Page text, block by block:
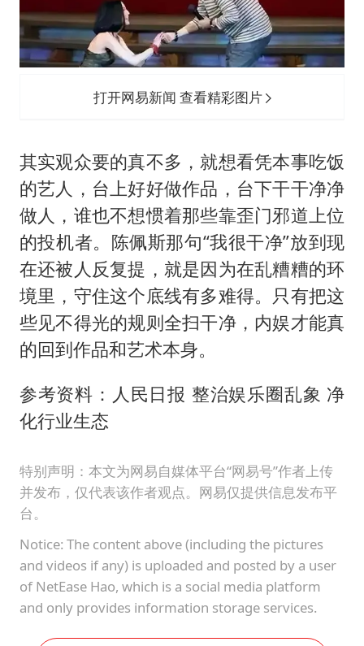
打开网易新闻 查看精彩图片
其实观众要的真不多，就想看凭本事吃饭
的艺人，台上好好做作品，台下干干净净
做人，谁也不想惯着那些靠歪门邪道上位
的投机者。陈佩斯那句“我很干净”放到现
在还被人反复提，就是因为在乱糟糟的环
境里，守住这个底线有多难得。只有把这
些见不得光的规则全扫干净，内娱才能真
的回到作品和艺术本身。
参考资料：人民日报 整治娱乐圈乱象 净
化行业生态
特别声明：本文为网易自媒体平台“网易号”作者上传
并发布，仅代表该作者观点。网易仅提供信息发布平
台。
Notice: The content above (including the pictures
and videos if any) is uploaded and posted by a user
of NetEase Hao, which is a social media platform
and only provides information storage services.